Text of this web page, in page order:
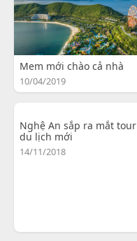
Mem mới chào cả nhà
10/04/2019
Nghệ An sắp ra mắt tour
du lịch mới
14/11/2018